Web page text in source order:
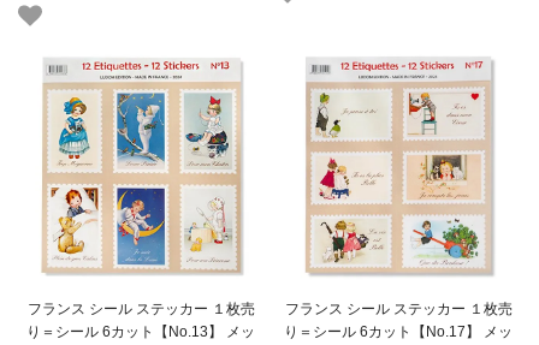
フランス シール ステッカー １枚売
り＝シール 6カット【No.13】 メッ
フランス シール ステッカー １枚売
り＝シール 6カット【No.17】 メッ